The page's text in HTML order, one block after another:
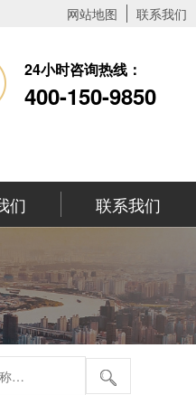
网站地图 联系我们
24小时咨询热线：
400-150-9850
们 联系我们